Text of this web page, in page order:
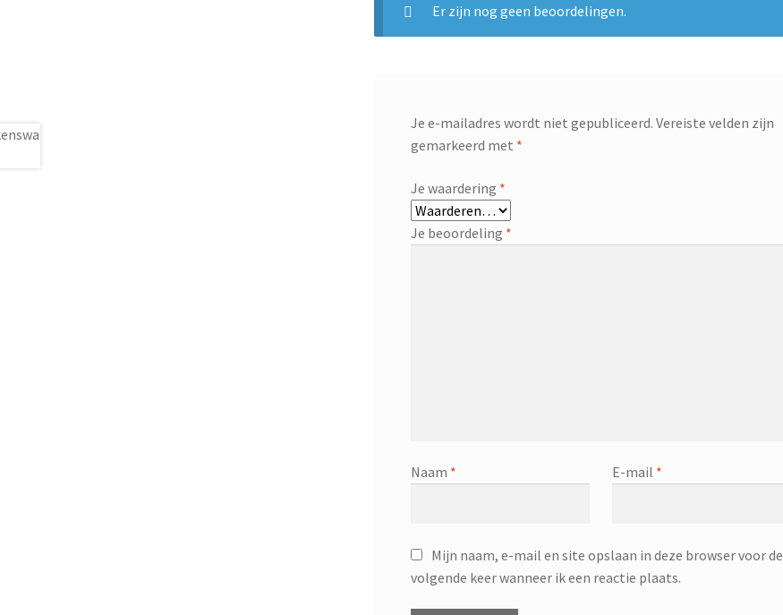
Er zijn nog geen beoordelingen.
Je e-mailadres wordt niet gepubliceerd. Vereiste velden zijn
gemarkeerd met *
Je waardering *
Je beoordeling *
Naam * E-mail *
Mijn naam, e-mail en site opslaan in deze browser voor de
volgende keer wanneer ik een reactie plaats.